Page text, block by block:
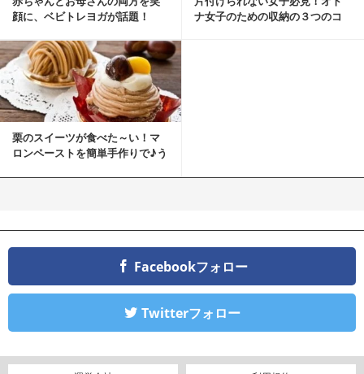
顔に、ベビトレヨガが話題！
ナ女子のための収納の３つのコ
栗のスイーツが食べた～い！マ
ロンペーストを簡単手作りで♪う
Facebookフォロー
Twitterフォロー